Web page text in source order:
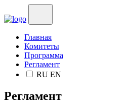
Главная
Комитеты
Программа
Регламент
RU EN
Регламент